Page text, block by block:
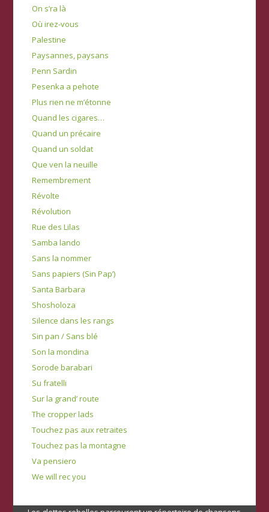
On s’ra là
Où irez-vous
Palestine
Paysannes, paysans
Penn Sardin
Pesenka a pehote
Plus rien ne m’étonne
Quand les cigares…
Quand un précaire
Quand un soldat
Que ven la neuille
Remembrement
Révolte
Révolution
Rue des Lilas
Samba lando
Sans la nommer
Sans papiers (Sin Pap’)
Santa Barbara
Shosholoza
Silence dans les rangs
Sin pan / Sans blé
Son la mondina
Sorode barabari
Su fratelli
Sur la grand’ route
The cropper lads
Touchez pas aux retraites
Touchez pas la montagne
Va pensiero
We will rec you